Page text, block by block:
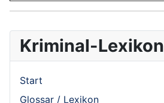
Kriminal-Lexikon
Start
Glossar / Lexikon